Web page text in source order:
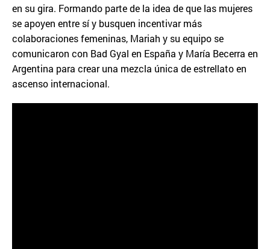
en su gira. Formando parte de la idea de que las mujeres
se apoyen entre sí y busquen incentivar más
colaboraciones femeninas, Mariah y su equipo se
comunicaron con Bad Gyal en España y María Becerra en
Argentina para crear una mezcla única de estrellato en
ascenso internacional.